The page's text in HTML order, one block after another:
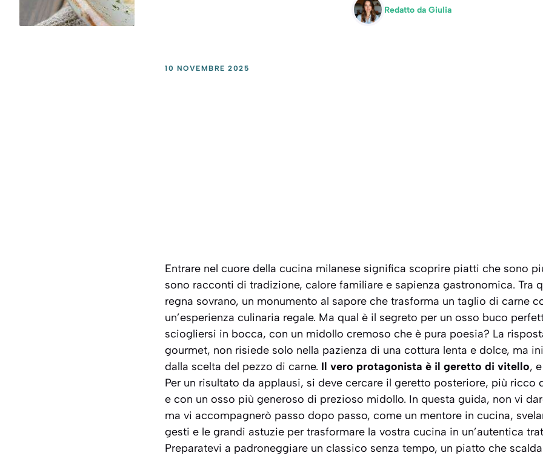
Redatto da Giulia
10 NOVEMBRE 2025
Entrare nel cuore della cucina milanese significa scoprire piatti che sono
sono racconti di tradizione, calore familiare e sapienza gastronomica. Tra
regna sovrano, un monumento al sapore che trasforma un taglio di carne
un’esperienza culinaria regale. Ma qual è il segreto per un osso buco
sciogliersi in bocca, con un midollo cremoso che è pura poesia? La
gourmet, non risiede solo nella pazienza di una cottura lenta e dolce, ma
dalla scelta del pezzo di carne. Il vero protagonista è il geretto di vitello,
Per un risultato da applausi, si deve cercare il geretto posteriore, più ricco
e con un osso più generoso di prezioso midollo. In questa guida, non vi
ma vi accompagnerò passo dopo passo, come un mentore in cucina,
gesti e le grandi astuzie per trasformare la vostra cucina in un’autentica
Preparatevi a padroneggiare un classico senza tempo, un piatto che